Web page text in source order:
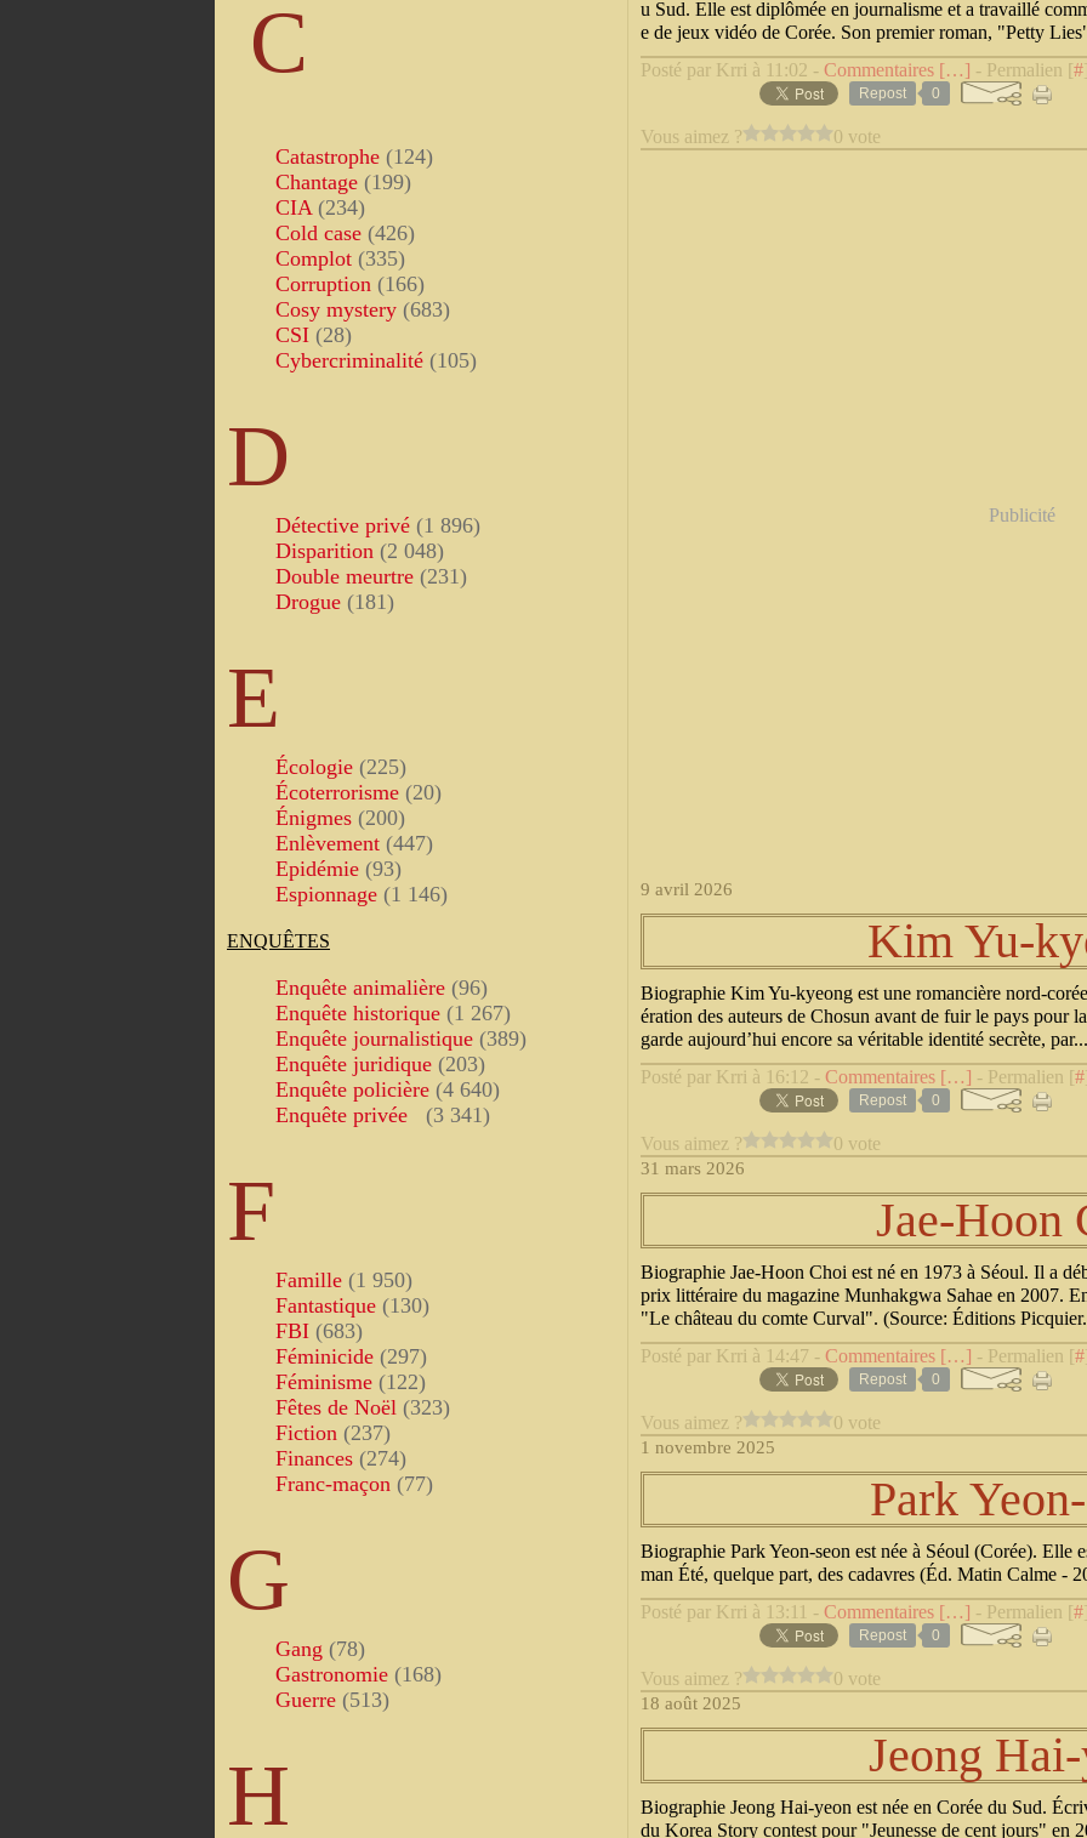
C
Catastrophe (124)
Chantage (199)
CIA (234)
Cold case (426)
Complot (335)
Corruption (166)
Cosy mystery (683)
CSI (28)
Cybercriminalité (105)
D
Détective privé (1 896)
Disparition (2 048)
Double meurtre (231)
Drogue (181)
E
Écologie (225)
Écoterrorisme (20)
Énigmes (200)
Enlèvement (447)
Epidémie (93)
Espionnage (1 146)
ENQUÊTES
Enquête animalière (96)
Enquête historique (1 267)
Enquête journalistique (389)
Enquête juridique (203)
Enquête policière (4 640)
Enquête privée
(3 341)
F
Famille (1 950)
Fantastique (130)
FBI (683)
Féminicide (297)
Féminisme (122)
Fêtes de Noël (323)
Fiction (237)
Finances (274)
Franc-maçon (77)
G
Gang (78)
Gastronomie (168)
Guerre (513)
H
u Sud. Elle est diplômée en journalisme et a travaillé
e de jeux vidéo de Corée. Son premier roman, "Petty
Posté par Krri à 11:02 - Commentaires […] - Permalien [#
Repost 0
Vous aimez ? 0 vote
Publicité
9 avril 2026
Kim Yu-
Biographie Kim Yu-kyeong est une romancière nord-
ération des auteurs de Chosun avant de fuir le pays pour
garde aujourd’hui encore sa véritable identité secrète, par...
Posté par Krri à 16:12 - Commentaires […] - Permalien [#
Repost 0
Vous aimez ? 0 vote
31 mars 2026
Jae-Hoon
Biographie Jae-Hoon Choi est né en 1973 à Séoul. Il a
prix littéraire du magazine Munhakgwa Sahae en 2007.
"Le château du comte Curval". (Source: Éditions
Posté par Krri à 14:47 - Commentaires […] - Permalien [#
Repost 0
Vous aimez ? 0 vote
1 novembre 2025
Park
Biographie Park Yeon-seon est née à Séoul (Corée). Elle
man Été, quelque part, des cadavres (Éd. Matin Calme -
Posté par Krri à 13:11 - Commentaires […] - Permalien [#
Repost 0
Vous aimez ? 0 vote
18 août 2025
Jeong
Biographie Jeong Hai-yeon est née en Corée du Sud.
du Korea Story contest pour "Jeunesse de cent jours" en